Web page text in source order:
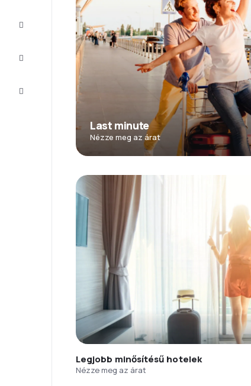
Ügyfélszolgálat
Last minute
Nézze meg az árat
Legjobb minősítésű hotelek
Nézze meg az árat